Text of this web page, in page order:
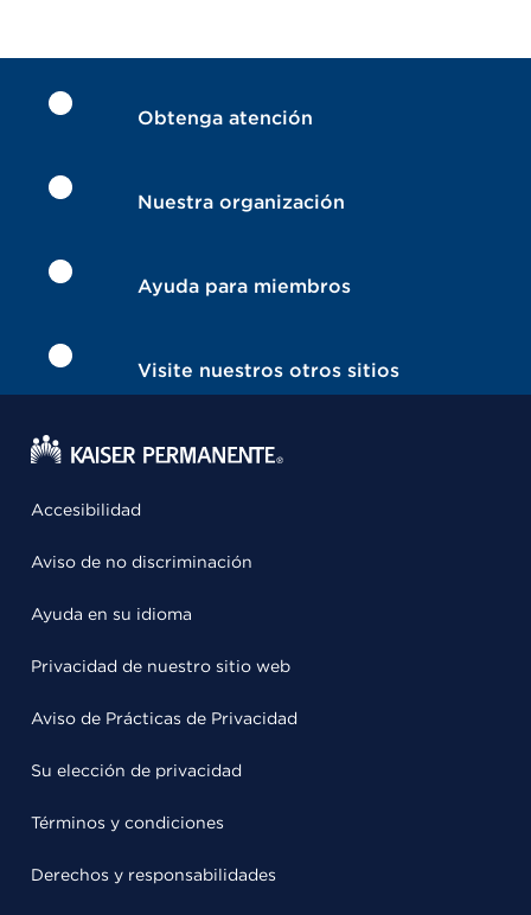
Obtenga atención
Nuestra organización
Ayuda para miembros
Visite nuestros otros sitios
Accesibilidad
Aviso de no discriminación
Ayuda en su idioma
Privacidad de nuestro sitio web
Aviso de Prácticas de Privacidad
Su elección de privacidad
Términos y condiciones
Derechos y responsabilidades